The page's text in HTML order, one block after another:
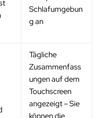
Schlafumgebun
g an
Tägliche
Zusammenfass
ungen auf dem
Touchscreen
angezeigt – Sie